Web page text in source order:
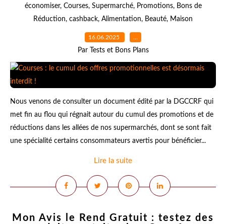
économiser, Courses, Supermarché, Promotions, Bons de
Réduction, cashback, Alimentation, Beauté, Maison
16.06.2025 …
Par Tests et Bons Plans
Nous venons de consulter un document édité par la DGCCRF qui
met fin au flou qui régnait autour du cumul des promotions et de
réductions dans les allées de nos supermarchés, dont se sont fait
une spécialité certains consommateurs avertis pour bénéficier...
Lire la suite
Mon Avis le Rend Gratuit : testez des